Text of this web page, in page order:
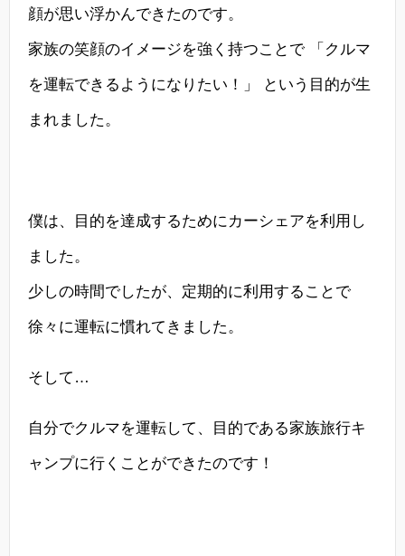
顔が思い浮かんできたのです。
家族の笑顔のイメージを強く持つことで 「クルマ
を運転できるようになりたい！」 という目的が生
まれました。
僕は、目的を達成するためにカーシェアを利用し
ました。
少しの時間でしたが、定期的に利用することで
徐々に運転に慣れてきました。
そして…
自分でクルマを運転して、目的である家族旅行キ
ャンプに行くことができたのです！